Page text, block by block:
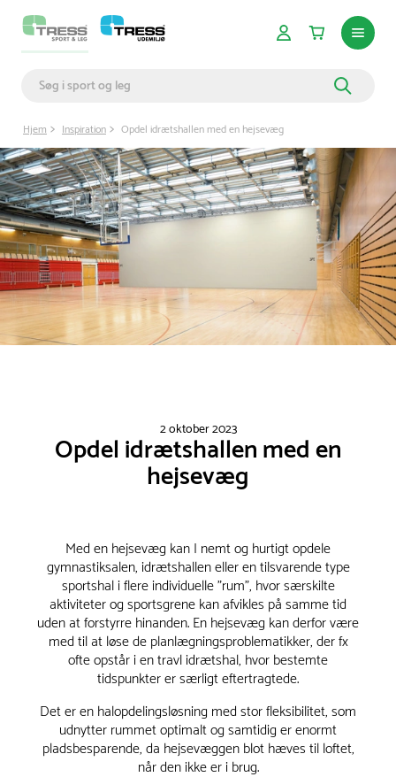
Hjem Inspiration Opdel idrætshallen med en hejsevæg
2 oktober 2023
Opdel idrætshallen med en
hejsevæg
Med en hejsevæg kan I nemt og hurtigt opdele
gymnastiksalen, idrætshallen eller en tilsvarende type
sportshal i flere individuelle "rum", hvor særskilte
aktiviteter og sportsgrene kan afvikles på samme tid
uden at forstyrre hinanden. En hejsevæg kan derfor være
med til at løse de planlægningsproblematikker, der fx
ofte opstår i en travl idrætshal, hvor bestemte
tidspunkter er særligt eftertragtede.
Det er en halopdelingsløsning med stor fleksibilitet, som
udnytter rummet optimalt og samtidig er enormt
pladsbesparende, da hejsevæggen blot hæves til loftet,
når den ikke er i brug.